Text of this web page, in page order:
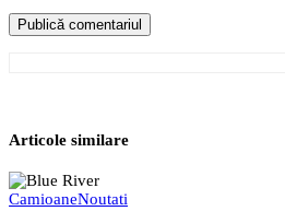
Articole similare
CamioaneNoutati